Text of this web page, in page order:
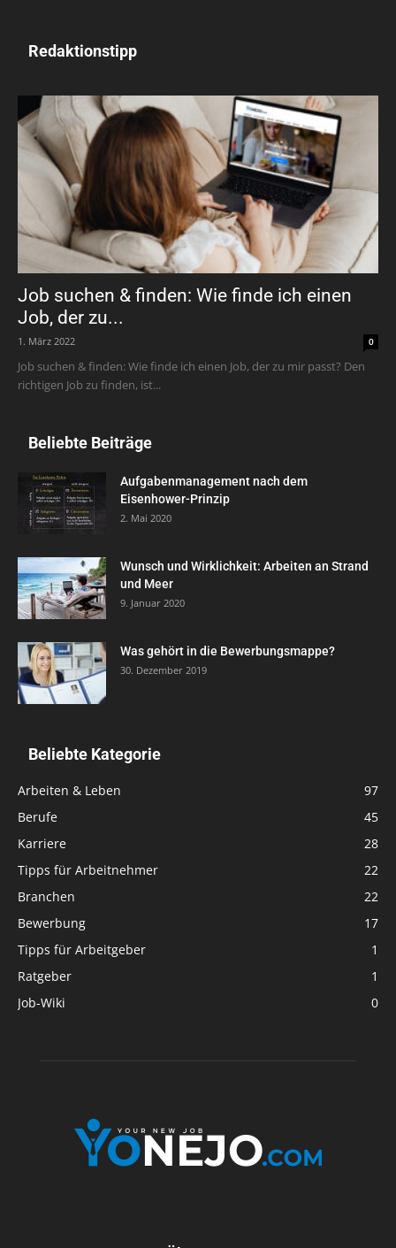
Redaktionstipp
Job suchen & finden: Wie finde ich einen
Job, der zu...
1. März 2022 0
Job suchen & finden: Wie finde ich einen Job, der zu mir passt? Den
richtigen Job zu finden, ist...
Beliebte Beiträge
Aufgabenmanagement nach dem
Eisenhower-Prinzip
2. Mai 2020
Wunsch und Wirklichkeit: Arbeiten an Strand
und Meer
9. Januar 2020
Was gehört in die Bewerbungsmappe?
30. Dezember 2019
Beliebte Kategorie
Arbeiten & Leben
97
Berufe
45
Karriere
28
Tipps für Arbeitnehmer
22
Branchen
22
Bewerbung
17
Tipps für Arbeitgeber
1
Ratgeber
1
Job-Wiki
0